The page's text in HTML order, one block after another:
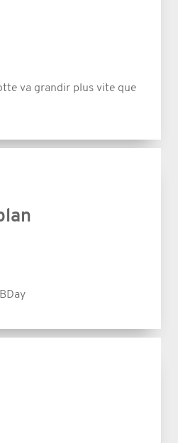
va grandir plus vite que